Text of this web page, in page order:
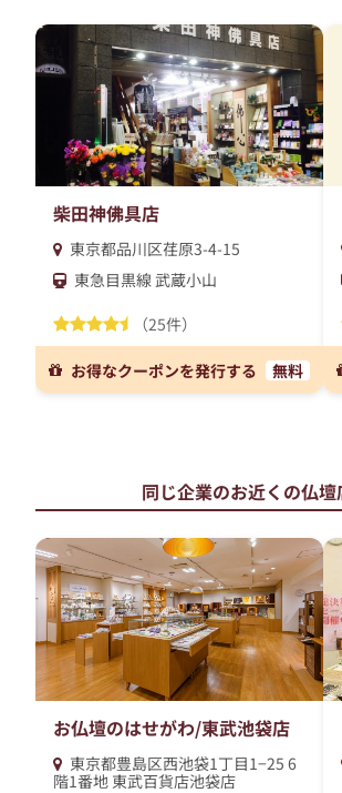
柴田神佛具店
東京都品川区荏原3-4-15
東急目黒線 武蔵小山
（25件）
お得なクーポンを発行する 無料
同じ企業のお近くの仏壇
お仏壇のはせがわ/東武池袋店
東京都豊島区西池袋1丁目1−25 6
階1番地 東武百貨店池袋店